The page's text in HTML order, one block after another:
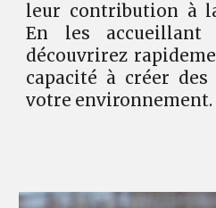
leur contribution à
En les accueillant
découvrirez
capacité à créer
votre environnement.